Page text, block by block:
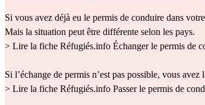
Si vous avez déjà eu le permis de conduire dans
Mais la situation peut être différente selon les pays.
> Lire la fiche Réfugiés.info Échanger le permis de
Si l’échange de permis n’est pas possible, vous
> Lire la fiche Réfugiés.info Passer le permis de